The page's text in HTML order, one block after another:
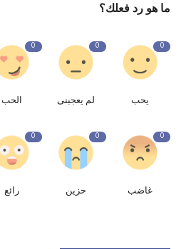
ما هو رد فعلك؟
0
يحب
0
لم يعجبنى
0
الحب
0
غاضب
0
حزين
0
رائع